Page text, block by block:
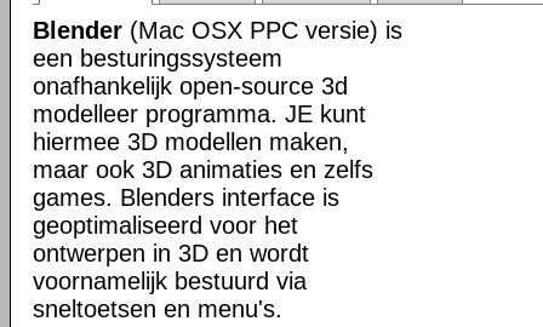
Blender (Mac OSX PPC versie) is
een besturingssysteem
onafhankelijk open-source 3d
modelleer programma. JE kunt
hiermee 3D modellen maken,
maar ook 3D animaties en zelfs
games. Blenders interface is
geoptimaliseerd voor het
ontwerpen in 3D en wordt
voornamelijk bestuurd via
sneltoetsen en menu's.